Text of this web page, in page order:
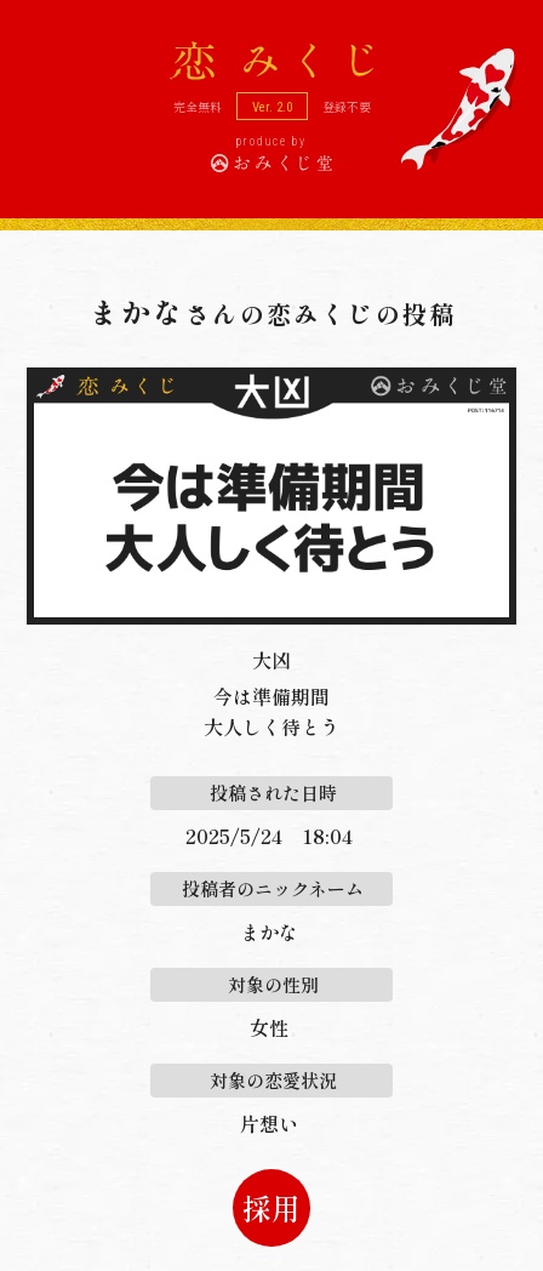
完全無料 Ver. 2.0 登録不要
produce by
まかな さんの恋みくじの投稿
大凶
今は準備期間
大人しく待とう
投稿された日時
2025/5/24 18:04
投稿者のニックネーム
まかな
対象の性別
女性
対象の恋愛状況
片想い
採用